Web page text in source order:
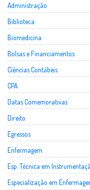
Administração
Biblioteca
Biomedicina
Bolsas e Financiamentos
Ciências Contábeis
CPA
Datas Comemorativas
Direito
Egressos
Enfermagem
Esp. Técnica em
Especialização em